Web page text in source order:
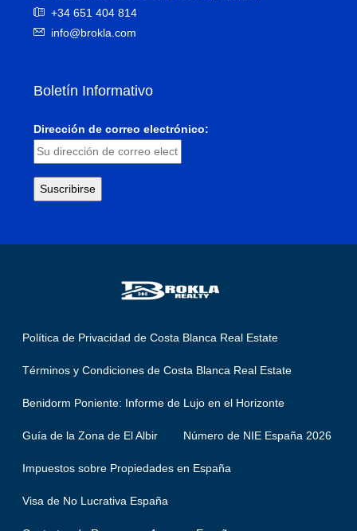
+34 651 404 814
info@brokla.com
Boletín Informativo
Dirección de correo electrónico:
Política de Privacidad de Costa Blanca Real Estate
Términos y Condiciones de Costa Blanca Real Estate
Benidorm Poniente: Informe de Lujo en el Horizonte
Guía de la Zona de El Albir Número de NIE España 2026
Impuestos sobre Propiedades en España
Visa de No Lucrativa España